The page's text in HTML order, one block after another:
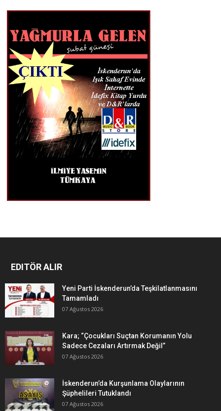
EDITÖR ALIR
Yeni Parti İskenderun’da Teşkilatlanmasını
Tamamladı
07 Ağustos 2026
Kara; “Çocukları Suçtan Korumanın Yolu
Sadece Cezaları Artırmak Değil”
07 Ağustos 2026
İskenderun’da Kurşunlama Olaylarının
Şüphelileri Tutuklandı
07 Ağustos 2026